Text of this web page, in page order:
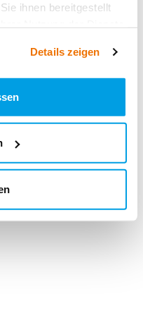
ihnen bereitgestellt
Details zeigen